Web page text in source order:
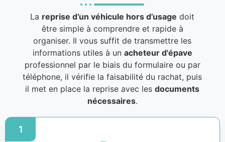
La reprise d’un véhicule hors d’usage doit
être simple à comprendre et rapide à
organiser. Il vous suffit de transmettre les
informations utiles à un acheteur d'épave
professionnel par le biais du formulaire ou par
téléphone, il vérifie la faisabilité du rachat, puis
il met en place la reprise avec lesdocuments
nécessaires.
1